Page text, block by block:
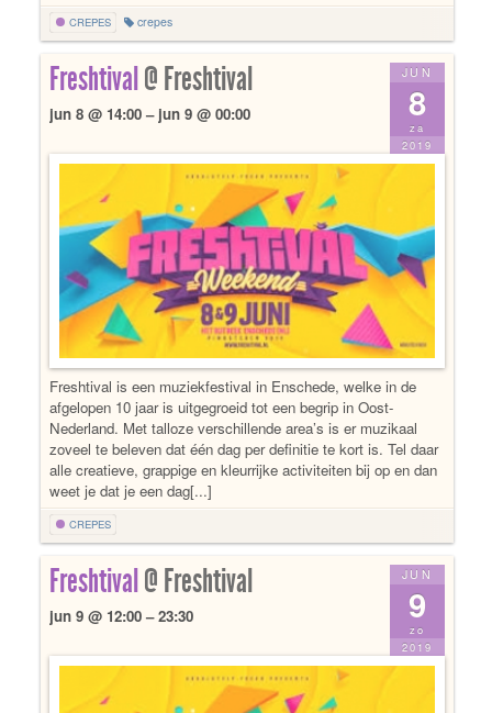
CREPES crepes
JUN
8
za
2019
Freshtival@ Freshtival
jun 8 @ 14:00 – jun 9 @ 00:00
Freshtival is een muziekfestival in Enschede, welke in de
afgelopen 10 jaar is uitgegroeid tot een begrip in Oost-
Nederland. Met talloze verschillende area’s is er muzikaal
zoveel te beleven dat één dag per definitie te kort is. Tel daar
alle creatieve, grappige en kleurrijke activiteiten bij op en dan
weet je dat je een dag[...]
CREPES
JUN
9
zo
2019
Freshtival@ Freshtival
jun 9 @ 12:00 – 23:30